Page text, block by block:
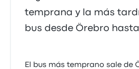
temprana y la más
bus desde Örebro
El bus más temprano sale de